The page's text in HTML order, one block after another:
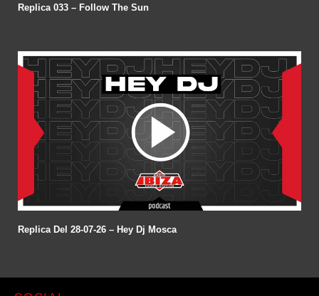
Replica 033 – Follow The Sun
Replica Del 28-07-26 – Hey Dj Mosca